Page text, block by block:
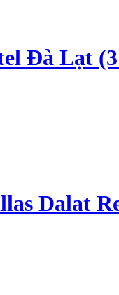
Đà Lạt (3
Dalat